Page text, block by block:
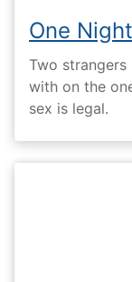
One
Two
with on the
sex is legal.